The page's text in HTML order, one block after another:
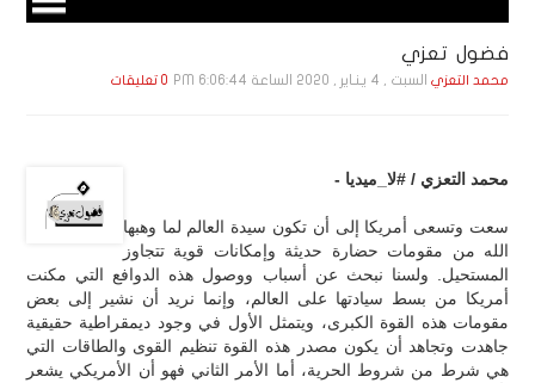
فضول تعزي
محمد التعزي السبت , 4 يـنـاير , 2020 الساعة 6:06:44 PM 0 تعليقات
محمد التعزي / #لا_ميديا -
سعت وتسعى أمريكا إلى أن تكون سيدة العالم لما وهبها
الله من مقومات حضارة حديثة وإمكانات قوية تتجاوز
المستحيل. ولسنا نبحث عن أسباب ووصول هذه الدوافع التي مكنت
أمريكا من بسط سيادتها على العالم، وإنما نريد أن نشير إلى بعض
مقومات هذه القوة الكبرى، ويتمثل الأول في وجود ديمقراطية حقيقية
جاهدت وتجاهد أن يكون مصدر هذه القوة تنظيم القوى والطاقات التي
هي شرط من شروط الحرية، أما الأمر الثاني فهو أن الأمريكي يشعر